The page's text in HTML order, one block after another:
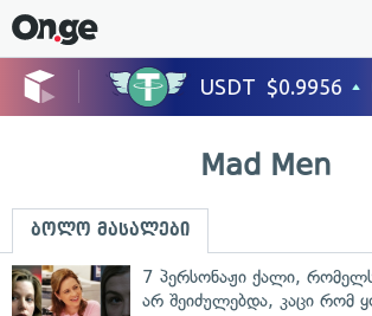
Mad Men
ბოლო მასალები
7 პერსონაჟი ქალი,
არ შეიძულებდა, კაცი რომ